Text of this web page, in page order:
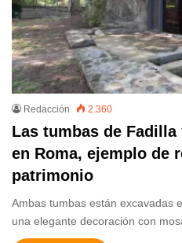
Redacción 2.360
Las tumbas de
en Roma, ejemplo de
patrimonio
Ambas tumbas están excavadas
una elegante decoración con